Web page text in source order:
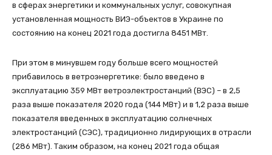
в сферах энергетики и коммунальных услуг, совокупная
установленная мощность ВИЭ-объектов в Украине по
состоянию на конец 2021 года достигла 8451 МВт.
При этом в минувшем году больше всего мощностей
прибавилось в ветроэнергетике: было введено в
эксплуатацию 359 МВт ветроэлектростанций (ВЭС) – в 2,5
раза выше показателя 2020 года (144 МВт) и в 1,2 раза выше
показателя введенных в эксплуатацию солнечных
электростанций (СЭС), традиционно лидирующих в отрасли
(286 МВт). Таким образом, на конец 2021 года общая